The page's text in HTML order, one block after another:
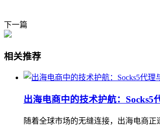
下一篇
相关推荐
出海电商中的技术护航：Socks5
随着全球市场的无缝连接，出海电商